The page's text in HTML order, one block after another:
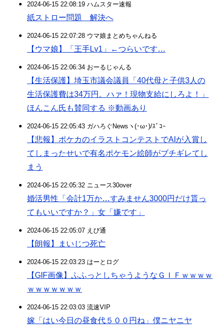
2024-06-15 22:08:19 ハムスター速報
紙ストロー問題 解決へ
2024-06-15 22:07:28 ウマ娘まとめちゃんねる
【ウマ娘】「王手Lv1」←つらいです…
2024-06-15 22:06:34 おーるじゃんる
【生活保護】埼玉市議会議員「40代母と子供3人の
生活保護費は34万円。ハァ！現物支給にしろよ！」
ほんこん氏も賛同する ※動画あり
2024-06-15 22:05:43 ガハろぐNewsヽ(･ω･)/ｽﾞｺｰ
【悲報】ポケカのイラストコンテストでAIが入賞し
てしまったせいで有名ポケモン絵師がブチギレてし
まう
2024-06-15 22:05:32 ニュース30over
婚活男性「会計1万か…すみません3000円だけ貰っ
てもいいですか？」女「嫌です」
2024-06-15 22:05:07 えび通
【朗報】まいじつ死亡
2024-06-15 22:03:23 はーとログ
【GIF画像】ふふっとしちゃうようなＧＩＦｗｗｗｗ
ｗｗｗｗｗｗｗ
2024-06-15 22:03:03 流速VIP
嫁「はい今日の昼食代５００円ね」僕ニヤニヤ